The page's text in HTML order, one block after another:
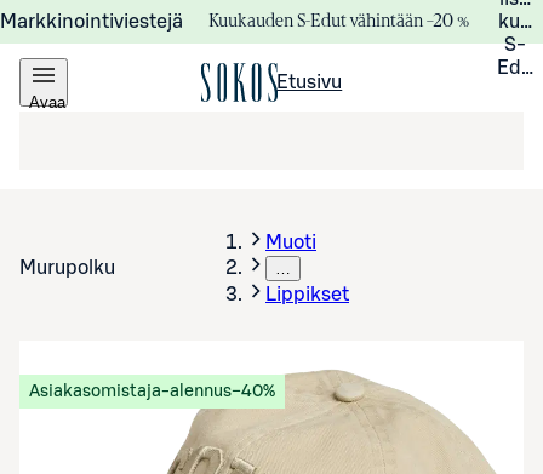
Markkinointiviestejä Kuukauden S-Edut vähintään –20 %
S-
Avaa
Etusivu
Murupolku
Muoti
…
Lippikset
Asiakasomistaja-alennus−40%